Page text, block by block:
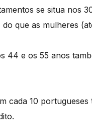
se situa nos
que as mulheres
44 e os 55 anos
cada 10